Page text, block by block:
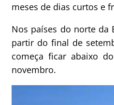
meses de dias curtos e
Nos países do norte da
partir do final de
começa ficar abaixo
novembro.